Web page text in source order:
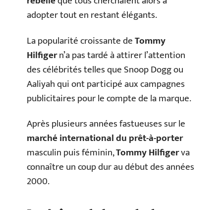
adopter tout en restant élégants.
La popularité croissante deTommy
Hilfigern’a pas tardé à attirer l’attention
des célébrités telles que Snoop Dogg ou
Aaliyah qui ont participé aux campagnes
publicitaires pour le compte de la marque.
Après plusieurs années fastueuses sur le
marché international du prêt-à-porter
masculin puis féminin,Tommy Hilfigerva
connaître un coup dur au début des années
2000.